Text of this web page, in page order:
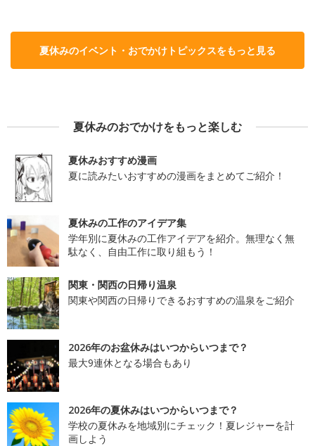
夏休みのイベント・おでかけトピックスをもっと見る
夏休みのおでかけをもっと楽しむ
夏休みおすすめ漫画
夏に読みたいおすすめの漫画をまとめてご紹介！
夏休みの工作のアイデア集
学年別に夏休みの工作アイデアを紹介。無理なく無
駄なく、自由工作に取り組もう！
関東・関西の日帰り温泉
関東や関西の日帰りできるおすすめの温泉をご紹介
2026年のお盆休みはいつからいつまで？
最大9連休となる場合もあり
2026年の夏休みはいつからいつまで？
学校の夏休みを地域別にチェック！夏レジャーを計
画しよう